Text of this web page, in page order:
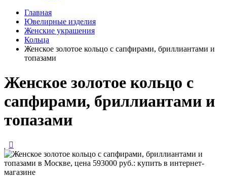
Главная
Ювелирные изделия
Женские украшения
Кольца
Женское золотое кольцо с сапфирами, бриллиантами и
топазами
Женское золотое кольцо с
сапфирами, бриллиантами и
топазами